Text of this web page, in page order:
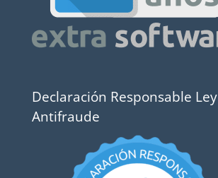
Declaración Responsable Ley
Antifraude